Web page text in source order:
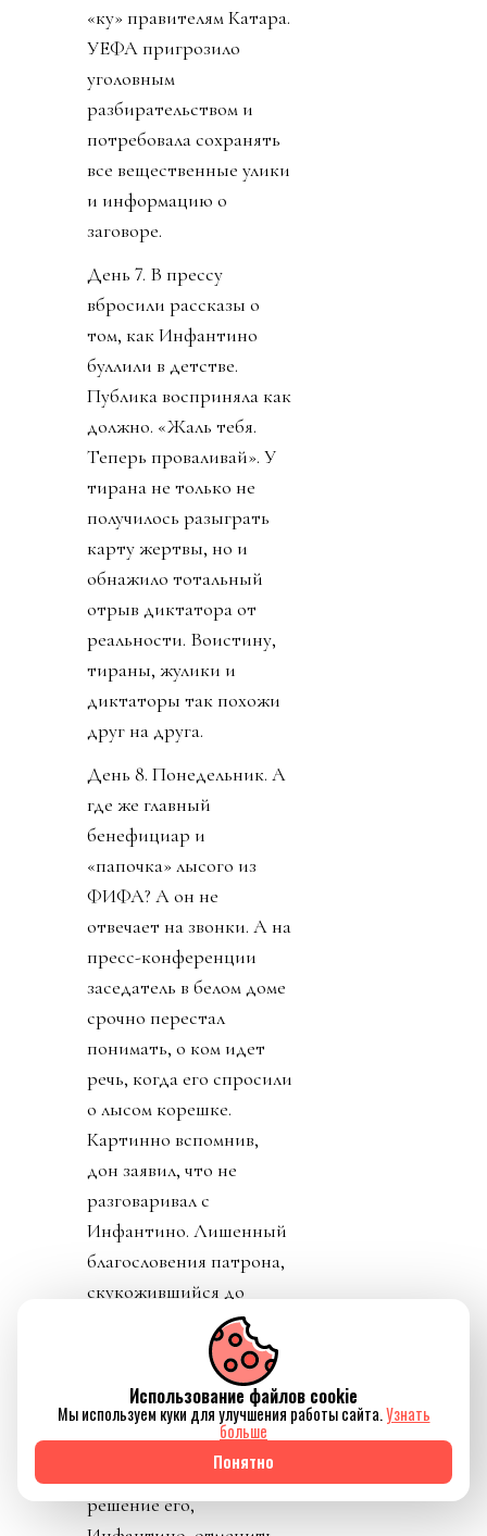
«ку» правителям Катара.
УЕФА пригрозило
уголовным
разбирательством и
потребовала сохранять
все вещественные улики
и информацию о
заговоре.
День 7. В прессу
вбросили рассказы о
том, как Инфантино
буллили в детстве.
Публика восприняла как
должно. «Жаль тебя.
Теперь проваливай». У
тирана не только не
получилось разыграть
карту жертвы, но и
обнажило тотальный
отрыв диктатора от
реальности. Воистину,
тираны, жулики и
диктаторы так похожи
друг на друга.
День 8. Понедельник. А
где же главный
бенефициар и
«папочка» лысого из
ФИФА? А он не
отвечает на звонки. А на
пресс-конференции
заседатель в белом доме
срочно перестал
понимать, о ком идет
речь, когда его спросили
о лысом корешке.
Картинно вспомнив,
дон заявил, что не
разговаривал с
Инфантино. Лишенный
благословения патрона,
скукожившийся до
размеров Волдеморта,
Джанни, скуля, начал
репостить копирующие
текст друг друга посты
федераций,
приветствовавших
решение его,
Использование файлов cookie
Мы используем куки для улучшения работы сайта.Узнать
больше
Понятно